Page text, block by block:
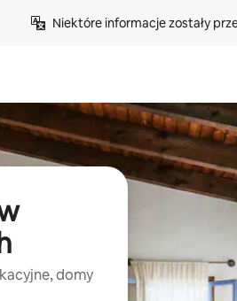
Niektóre informacje zostały
domy